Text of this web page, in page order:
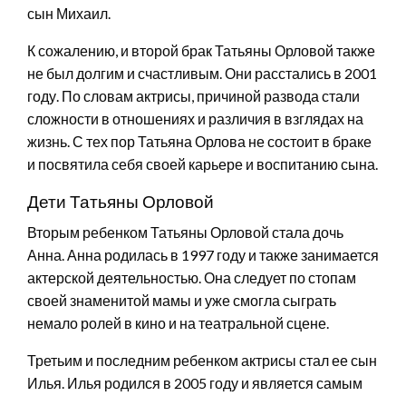
сын Михаил.
К сожалению, и второй брак Татьяны Орловой также
не был долгим и счастливым. Они расстались в 2001
году. По словам актрисы, причиной развода стали
сложности в отношениях и различия в взглядах на
жизнь. С тех пор Татьяна Орлова не состоит в браке
и посвятила себя своей карьере и воспитанию сына.
Дети Татьяны Орловой
Вторым ребенком Татьяны Орловой стала дочь
Анна. Анна родилась в 1997 году и также занимается
актерской деятельностью. Она следует по стопам
своей знаменитой мамы и уже смогла сыграть
немало ролей в кино и на театральной сцене.
Третьим и последним ребенком актрисы стал ее сын
Илья. Илья родился в 2005 году и является самым